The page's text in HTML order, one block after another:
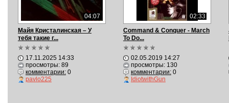
04:07
Майя Кристалинская – У
тебя такие г...
17.11.2025 14:33
просмотры: 89
комментарии:0
pavlo225
02:33
Command & Conquer - March
To Do...
02.05.2019 14:27
просмотры: 130
комментарии:0
IdiotwithGun